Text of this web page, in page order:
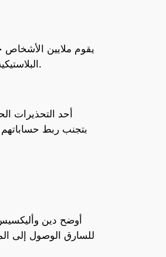
يقوم ملايين الأشخاص
البلاستيكية في جيوبهم ومحافظهم. ومع ذلك، أطلق الخبراء تحذيراً بشأن هذه الممارسة، مما يسلط الضوء على المخاطر المحتملة التي قد تنجم عنها.
أحد التحذيرات
بتجنب ربط
أوضح دين
للسارق الوصول إلى